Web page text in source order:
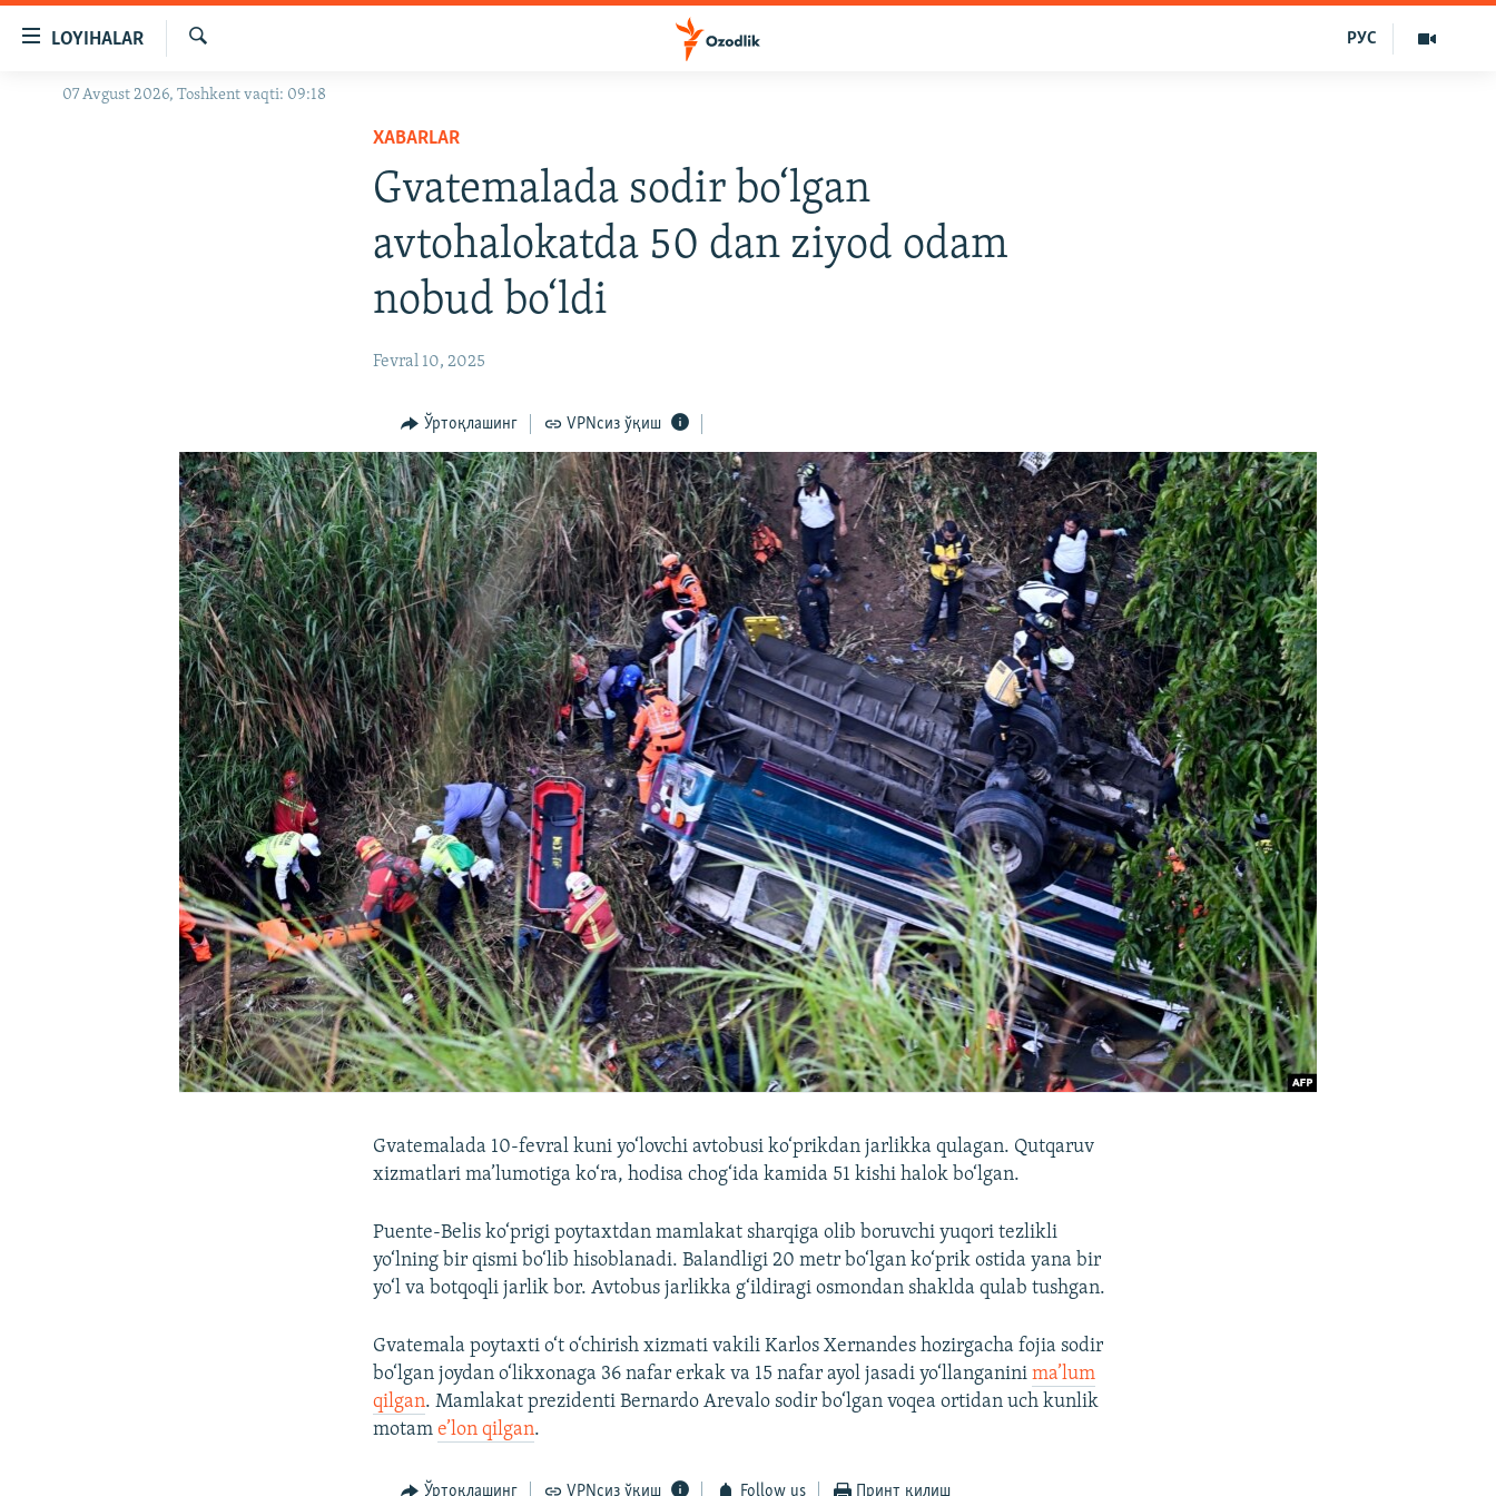
Бош
LOYIHALAR
OZODLIK SURISHTIRUVLARI
Излаш
РУС
07 Avgust 2026, Toshkent vaqti: 09:18
XABARLAR
Gvatemalada sodir bo‘lgan
avtohalokatda 50 dan ziyod odam
nobud bo‘ldi
Fevral 10, 2025
Ўртоқлашинг VPNсиз ўқиш
Gvatemalada 10-fevral kuni yo‘lovchi avtobusi ko‘prikdan jarlikka qulagan. Qutqaruv
xizmatlari ma’lumotiga ko‘ra, hodisa chog‘ida kamida 51 kishi halok bo‘lgan.
Puente-Belis ko‘prigi poytaxtdan mamlakat sharqiga olib boruvchi yuqori tezlikli
yo‘lning bir qismi bo‘lib hisoblanadi. Balandligi 20 metr bo‘lgan ko‘prik ostida yana bir
yo‘l va botqoqli jarlik bor. Avtobus jarlikka g‘ildiragi osmondan shaklda qulab tushgan.
Gvatemala poytaxti o‘t o‘chirish xizmati vakili Karlos Xernandes hozirgacha fojia sodir
bo‘lgan joydan o‘likxonaga 36 nafar erkak va 15 nafar ayol jasadi yo‘llanganinima’lum
qilgan. Mamlakat prezidenti Bernardo Arevalo sodir bo‘lgan voqea ortidan uch kunlik
motame’lon qilgan.
Ўртоқлашинг VPNсиз ўқиш Follow us Принт қилиш